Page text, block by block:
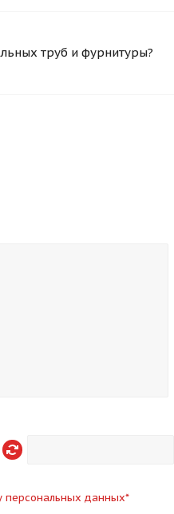
труб и фурнитуры?
персональных данных*